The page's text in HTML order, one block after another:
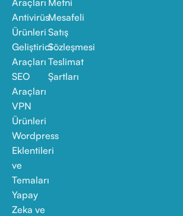
Araçları
Antivirüs
Ürünleri
Geliştirici
Araçları
SEO
Araçları
VPN
Ürünleri
Wordpress
Eklentileri
ve
Temaları
Yapay
Zeka ve
Metni
Mesafeli
Satış
Sözleşmesi
Teslimat
Şartları